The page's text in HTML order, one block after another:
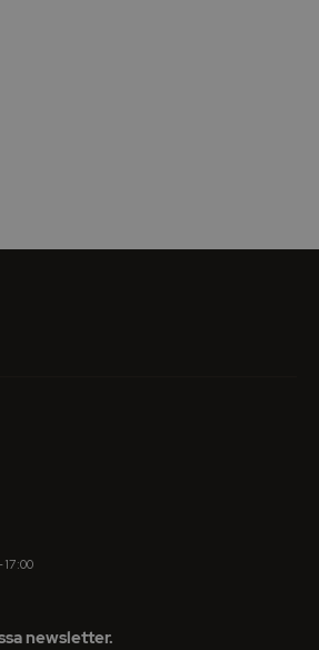
17:00
newsletter.